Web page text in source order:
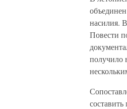
насилия.
Повести
получило